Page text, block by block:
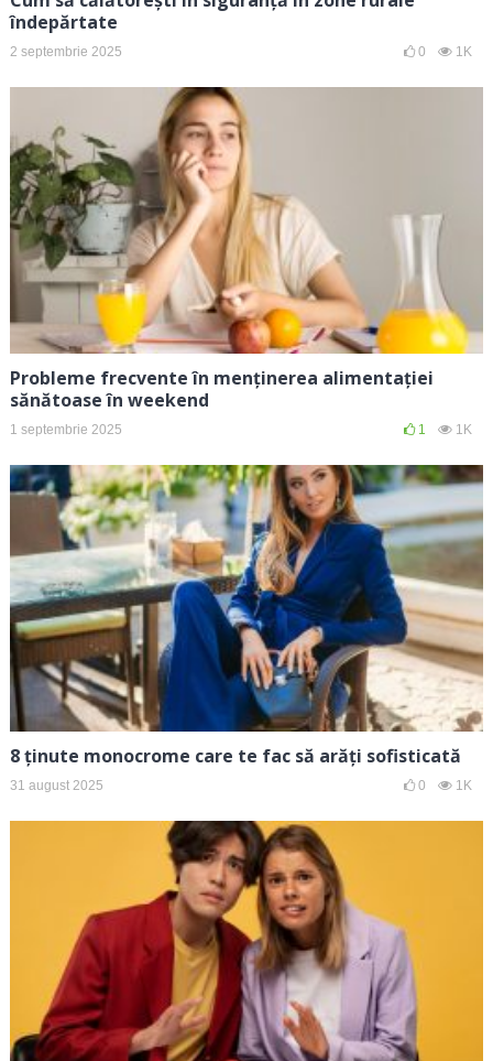
îndepărtate
2 septembrie 2025 0 1K
Probleme frecvente în menținerea alimentației
sănătoase în weekend
1 septembrie 2025 1 1K
8 ținute monocrome care te fac să arăți sofisticată
31 august 2025 0 1K